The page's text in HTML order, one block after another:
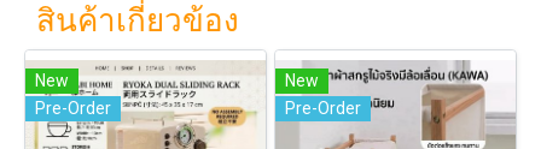
สินค้าเกี่ยวข้อง
New
Pre-Order
New
Pre-Order